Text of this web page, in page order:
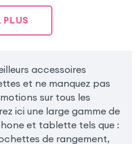
PLUS
accessoires
et ne manquez pas
sur tous les
ici une large gamme de
et tablette tels que :
de rangement,